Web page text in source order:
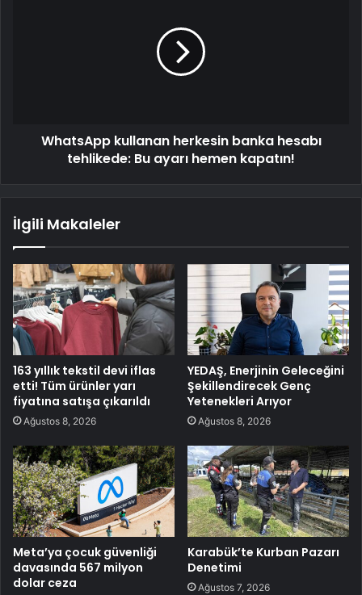
WhatsApp kullanan herkesin banka hesabı
tehlikede: Bu ayarı hemen kapatın!
İlgili Makaleler
163 yıllık tekstil devi iflas
etti! Tüm ürünler yarı
fiyatına satışa çıkarıldı
Ağustos 8, 2026
YEDAŞ, Enerjinin Geleceğini
Şekillendirecek Genç
Yetenekleri Arıyor
Ağustos 8, 2026
Meta’ya çocuk güvenliği
davasında 567 milyon
dolar ceza
Karabük’te Kurban Pazarı
Denetimi
Ağustos 7, 2026